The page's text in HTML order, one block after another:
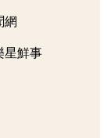
網
星鮮事